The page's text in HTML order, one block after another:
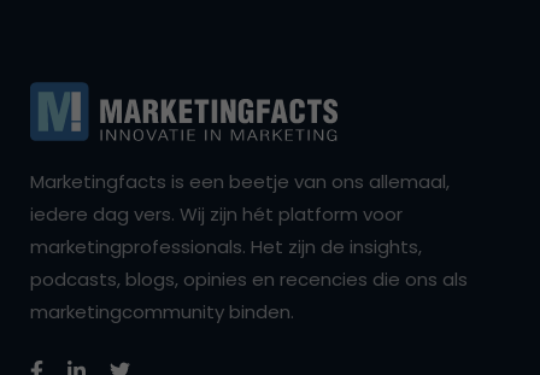
Marketingfacts is een beetje van ons allemaal,
iedere dag vers. Wij zijn hét platform voor
marketingprofessionals. Het zijn de insights,
podcasts, blogs, opinies en recencies die ons als
marketingcommunity binden.